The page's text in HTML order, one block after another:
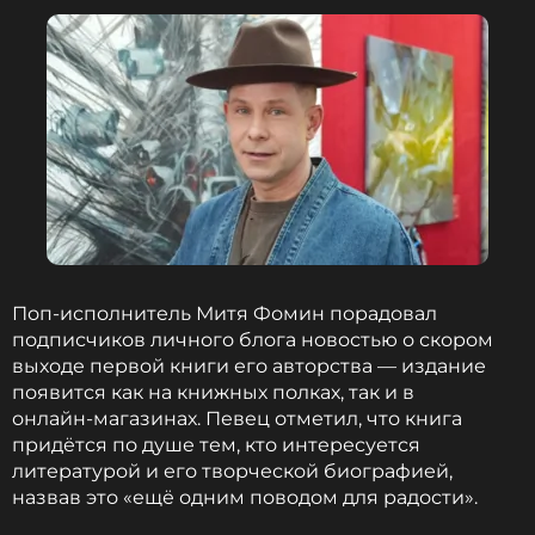
ССЫЛКА
Поп‑исполнитель Митя Фомин порадовал
подписчиков личного блога новостью о скором
выходе первой книги его авторства — издание
появится как на книжных полках, так и в
онлайн‑магазинах. Певец отметил, что книга
придётся по душе тем, кто интересуется
литературой и его творческой биографией,
назвав это «ещё одним поводом для радости».